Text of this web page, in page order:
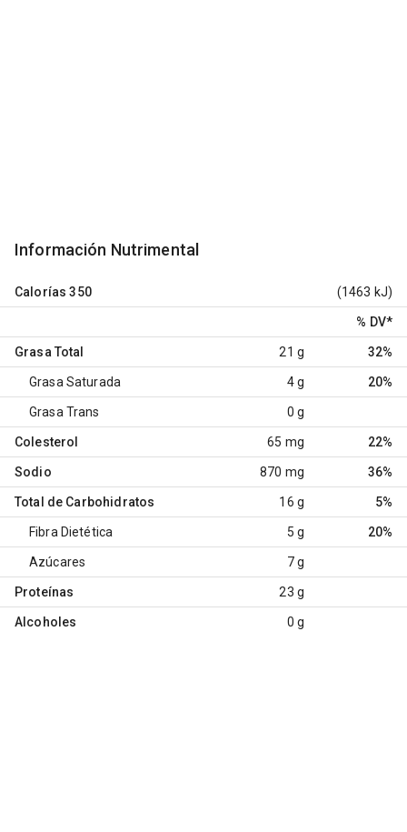
Información Nutrimental
Calorías 350 (1463 kJ)
% DV*
Grasa Total 21 g 32%
Grasa Saturada 4 g 20%
Grasa Trans 0 g
Colesterol 65 mg 22%
Sodio 870 mg 36%
Total de Carbohidratos 16 g 5%
Fibra Dietética 5 g 20%
Azúcares 7 g
Proteínas 23 g
Alcoholes 0 g